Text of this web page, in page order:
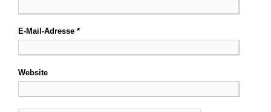
E-Mail-Adresse *
Website